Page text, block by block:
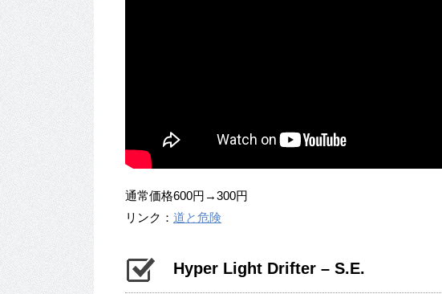
通常価格600円→300円
リンク： 道と危険
Hyper Light Drifter – S.E.